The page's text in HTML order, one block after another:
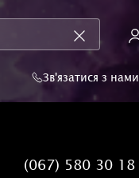
Зв'язатися з нами
(067) 580 30 18